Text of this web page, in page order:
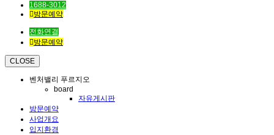
1688-3012
방문예약
전화연결
방문예약
CLOSE
벤처밸리 푸르지오
board
자유게시판
방문예약
사업개요
입지환경